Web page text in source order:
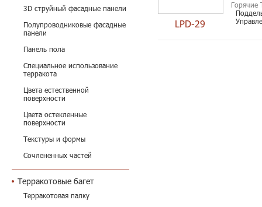
3D струйный фасадные панели
Полупроводниковые фасадные
панели
Панель пола
Специальное использование
терракота
Цвета естественной
поверхности
Цвета остекленные
поверхности
Текстуры и формы
Сочлененных частей
Терракотовые багет
Терракотовая палку
LPD-29
Горячие